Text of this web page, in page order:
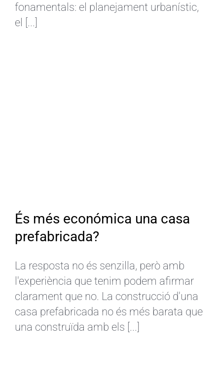
fonamentals: el planejament urbanístic,
el [...]
És més económica una casa
prefabricada?
La resposta no és senzilla, però amb
l'experiència que tenim podem afirmar
clarament que no. La construcció d'una
casa prefabricada no és més barata que
una construïda amb els [...]